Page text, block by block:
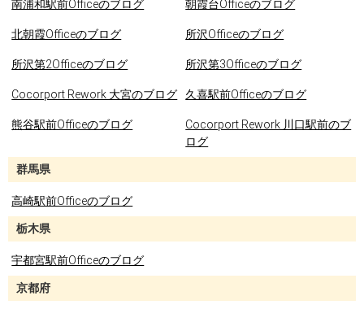
南浦和駅前Officeのブログ 朝霞台Officeのブログ
北朝霞Officeのブログ 所沢Officeのブログ
所沢第2Officeのブログ 所沢第3Officeのブログ
Cocorport Rework 大宮のブログ 久喜駅前Officeのブログ
熊谷駅前Officeのブログ
Cocorport Rework 川口駅前のブ
ログ
群馬県
高崎駅前Officeのブログ
栃木県
宇都宮駅前Officeのブログ
京都府